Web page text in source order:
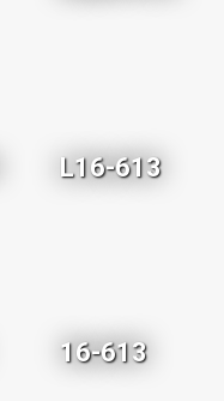
L16-613
16-613